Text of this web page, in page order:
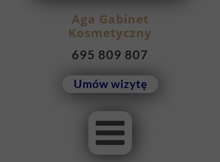
Aga Gabinet
Kosmetyczny
695 809 807
Umów wizytę